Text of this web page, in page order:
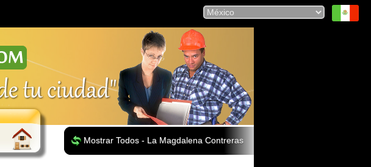
Mostrar Todos - La Magdalena Contreras